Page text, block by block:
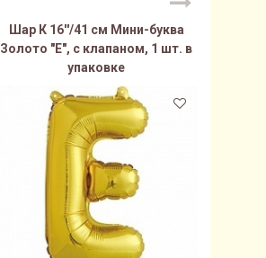
Шар К 16''/41 см Мини-буква
Золото "Е", с клапаном, 1 шт. в
упаковке